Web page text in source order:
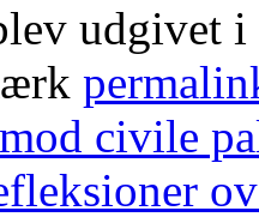
udgivet i
civile